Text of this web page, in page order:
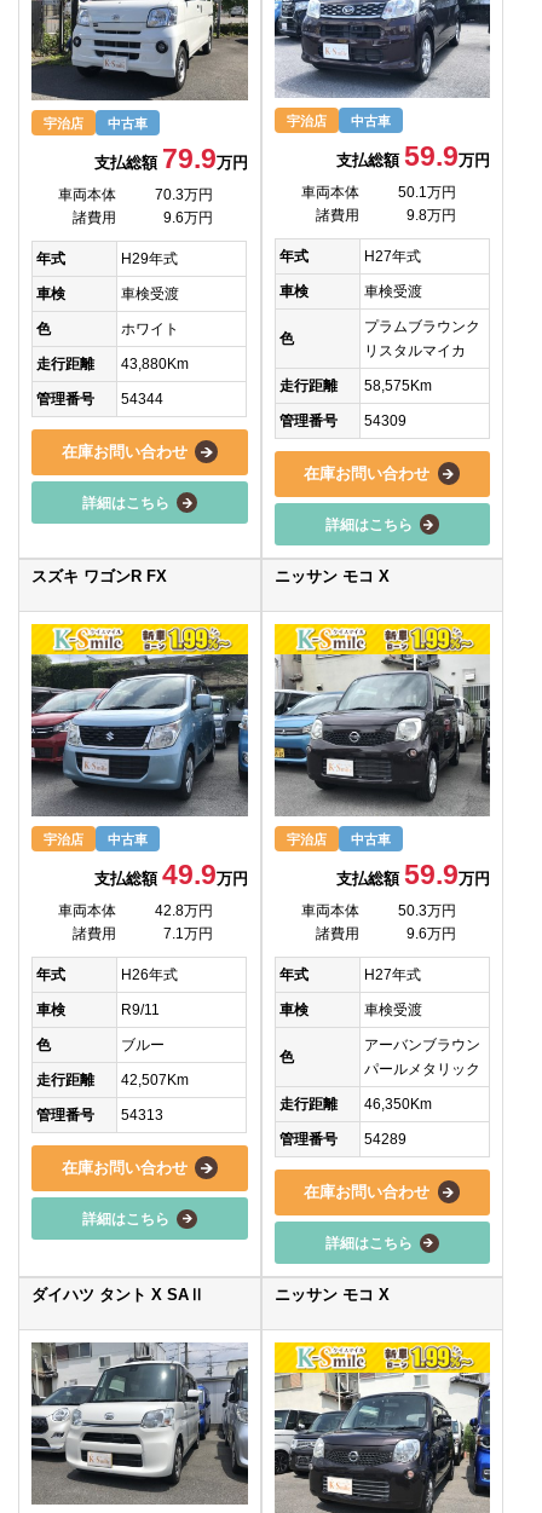
宇治店 中古車
支払総額 79.9万円
車両本体
70.3万円
諸費用
9.6万円
年式 H29年式
車検 車検受渡
色 ホワイト
走行距離 43,880Km
管理番号 54344
在庫お問い合わせ
詳細はこちら
宇治店 中古車
支払総額59.9万円
車両本体
50.1万円
諸費用
9.8万円
年式 H27年式
車検 車検受渡
色
プラムブラウンク
リスタルマイカ
走行距離 58,575Km
管理番号 54309
在庫お問い合わせ
詳細はこちら
スズキ ワゴンR FX
宇治店 中古車
支払総額 49.9万円
車両本体
42.8万円
諸費用
7.1万円
年式 H26年式
車検 R9/11
色 ブルー
走行距離 42,507Km
管理番号 54313
在庫お問い合わせ
詳細はこちら
ニッサン モコ X
宇治店 中古車
支払総額59.9万円
車両本体
50.3万円
諸費用
9.6万円
年式 H27年式
車検 車検受渡
色
アーバンブラウン
パールメタリック
走行距離 46,350Km
管理番号 54289
在庫お問い合わせ
詳細はこちら
ダイハツ タント X SAⅡ ニッサン モコ X